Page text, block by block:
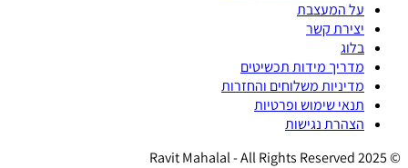
על המעצבת
יצירת קשר
בלוג
מדריך מידות תכשיטים
מדיניות משלוחים והחזרות
תנאי שימוש ופרטיות
הצהרת נגישות
© 2025 Ravit Mahalal - All Rights Reserved